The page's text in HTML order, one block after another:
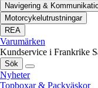
Navigering &
Motorcykelutrustningar
REA
Varumärken
Kundservice i Frankrike
Sök
Nyheter
Topboxar & Packväskor